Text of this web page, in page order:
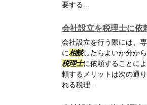
要する...
会社設立を税理士に依
会社設立を行う際には、
に相談したらよいか分か
税理士に依頼することに
頼するメリットは次の通
れる税理...